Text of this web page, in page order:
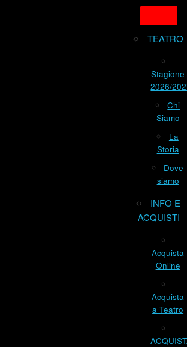
TEATRO
Stagione
2026/
Chi
Siamo
La
Storia
Dove
siamo
INFO E
ACQUISTI
Acquista
Online
Acquista
a Teatro